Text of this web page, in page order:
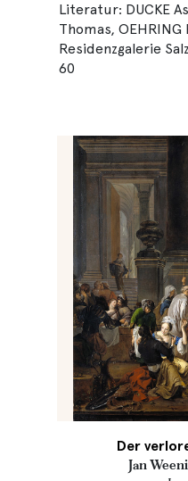
Literatur: DUCKE
Thomas,
Residenzgalerie
60
Der
Jan